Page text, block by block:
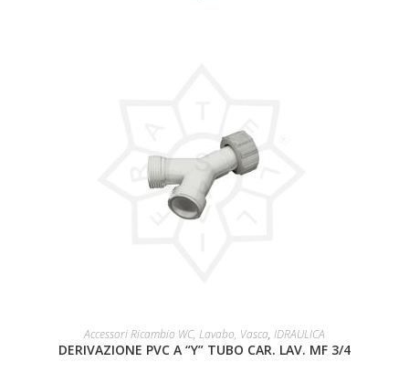
AGGIUNGI AL CARRELLO
Accessori Ricambio WC, Lavabo, Vasca, IDRAULICA
DERIVAZIONE PVC A “Y” TUBO CAR. LAV. MF 3/4